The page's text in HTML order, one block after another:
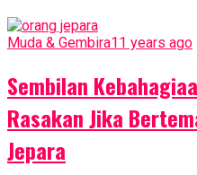
Muda & Gembira11 years ago
Sembilan
Rasakan Jika
Jepara